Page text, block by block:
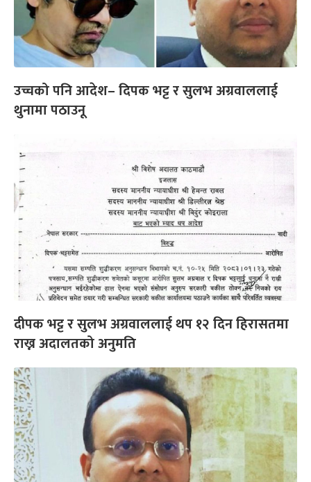
उच्चको पनि आदेश– दिपक भट्ट र सुलभ अग्रवाललाई
थुनामा पठाउनू
दीपक भट्ट र सुलभ अग्रवाललाई थप १२ दिन हिरासतमा
राख्न अदालतको अनुमति